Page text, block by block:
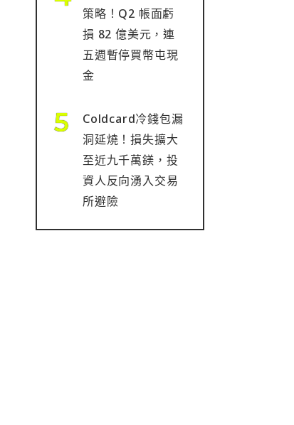
策略！Q2 帳面虧
損 82 億美元，連
五週暫停買幣屯現
金
Coldcard冷錢包漏
洞延燒！損失擴大
至近九千萬鎂，投
資人反向湧入交易
所避險